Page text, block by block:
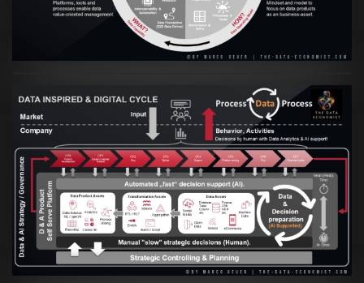
Artikel:Prozesse und Daten müssen Hand
in Hand gehen
VIEW